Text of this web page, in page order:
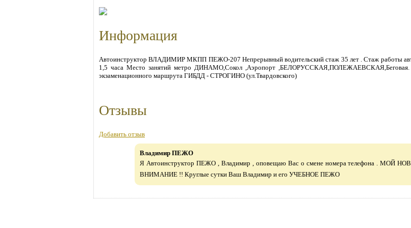
Информация
Автоинструктор ВЛАДИМИР МКПП ПЕЖО-207 Непрерывный водительский стаж 35 лет . Стаж работы
1,5 часа Место занятий метро ДИНАМО,Сокол ,Аэропорт ,БЕЛОРУССКАЯ,ПОЛЕЖАЕВСКАЯ,Беговая.
экзаменационного маршрута ГИБДД - СТРОГИНО (ул.Твардовского)
Отзывы
Добавить отзыв
Владимир ПЕЖО
Я Автоинструктор ПЕЖО , Владимир , оповещаю Вас о смене номера телефона .
ВНИМАНИЕ !! Круглые сутки Ваш Владимир и его УЧЕБНОЕ ПЕЖО